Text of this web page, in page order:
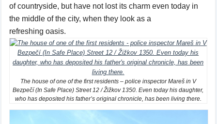
of countryside, buthave not lost its charm even today in
the middle of the city, when they look as a
refreshing oasis.
The house of one of the first residents – police inspector Mareš in V
Bezpečí (In Safe Place) Street 12 / Žižkov 1350. Even today his daughter,
who has deposited his father’s original chronicle, has been living there.